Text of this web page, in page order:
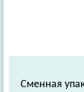
Сменная